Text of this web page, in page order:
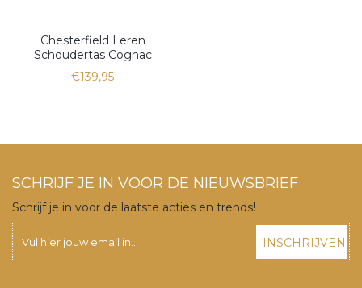
Chesterfield Leren
Schoudertas Cognac
Marvos
€139,95
SCHRIJF JE IN VOOR DE NIEUWSBRIEF
Schrijf je in voor de laatste acties en trends!
INSCHRIJVEN